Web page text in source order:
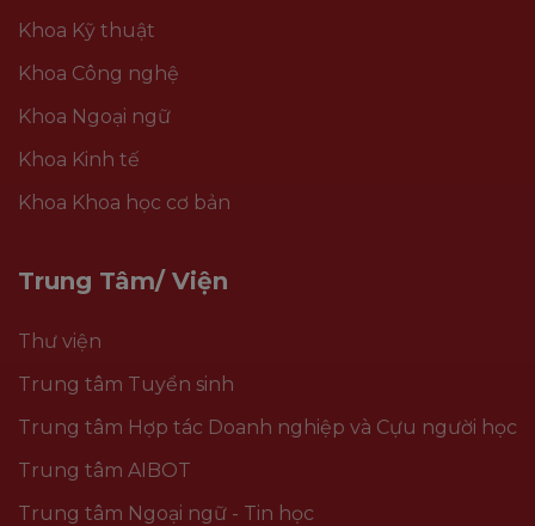
Khoa Kỹ thuật
Khoa Công nghệ
Khoa Ngoại ngữ
Khoa Kinh tế
Khoa Khoa học cơ bản
Trung Tâm/ Viện
Thư viện
Trung tâm Tuyển sinh
Trung tâm Hợp tác Doanh nghiệp và Cựu người học
Trung tâm AIBOT
Trung tâm Ngoại ngữ - Tin học